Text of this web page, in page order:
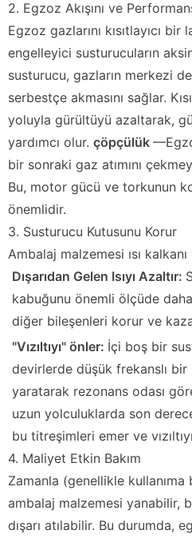
2. Egzoz Akışını ve
Egzoz gazlarını kısıtlayıcı
engelleyici susturucuların
susturucu, gazların merkezi
serbestçe akmasını sağlar.
yoluyla gürültüyü azaltarak,
yardımcı olur. çöpçülük
bir sonraki gaz atımını
Bu, motor gücü ve torkunun
önemlidir.
3. Susturucu Kutusunu Korur
Ambalaj malzemesi ısı
Dışarıdan Gelen Isıyı Azaltır:
kabuğunu önemli ölçüde
diğer bileşenleri korur ve
"Vızıltıyı" önler: İçi boş bir
devirlerde düşük frekanslı bir
yaratarak rezonans odası
uzun yolculuklarda son
bu titreşimleri emer ve
4. Maliyet Etkin Bakım
Zamanla (genellikle kullanıma
ambalaj malzemesi yanabilir,
dışarı atılabilir. Bu durumda,